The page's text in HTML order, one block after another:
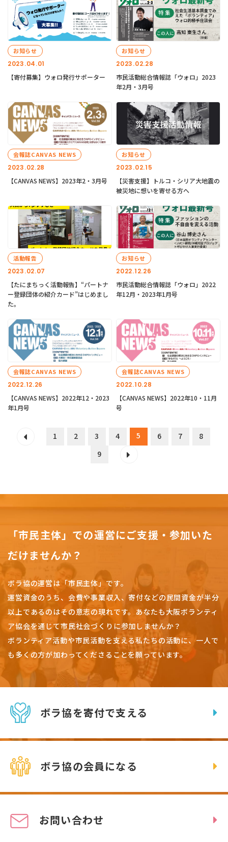
2023.04.01
お知らせ
【寄付募集】ウォロ発行サポーター
2023.02.28
お知らせ
市民活動総合情報誌「ウォロ」2023
年2月・3月号
2023.02.28
会報誌CANVAS NEWS
【CANVAS NEWS】2023年2・3月号
2023.02.15
お知らせ
【災害支援】トルコ・シリア大地震の
被災地に想いを寄せる方へ
2023.02.07
活動報告
【たにまちっく活動報告】“パートナ
ー登録団体の紹介カード”はじめまし
た。
2022.12.26
お知らせ
市民活動総合情報誌「ウォロ」2022
年12月・2023年1月号
2022.12.26
会報誌CANVAS NEWS
【CANVAS NEWS】2022年12・2023
年1月号
2022.10.28
会報誌CANVAS NEWS
【CANVAS NEWS】2022年10・11月
号
1 2 3 4 5 6 7
8
9
「市民主体」での運営にご支援・参加いた
だけませんか？
ボラ協の運営は「市民主体」です。
運営資金のうち、会費や事業収入、寄付などの民間資金が半分
以上であるのはその意志の現れです。 あなたも大阪ボランティ
ア協会を通じて市民社会づくりに参加しませんか？
ボランティア活動や市民活動を支える私たちの活動に、一人で
も多くの方が加わってくださることを願っています。
ボラ協を寄付で支える
ボラ協の会員になる
お問い合わせ